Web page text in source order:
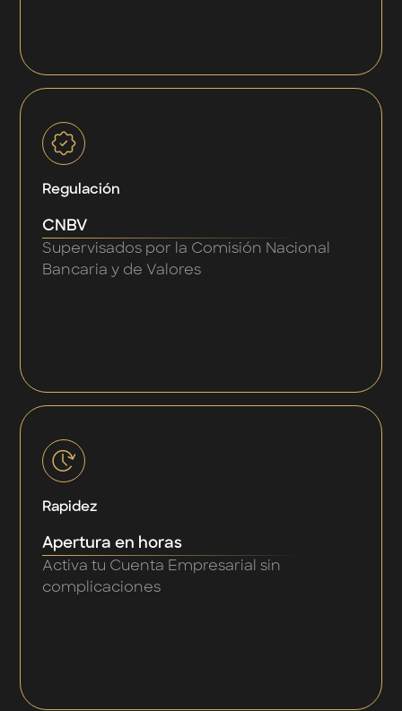
Regulación
CNBV
Supervisados por la Comisión Nacional
Bancaria y de Valores
Rapidez
Apertura en horas
Activa tu Cuenta Empresarial sin
complicaciones